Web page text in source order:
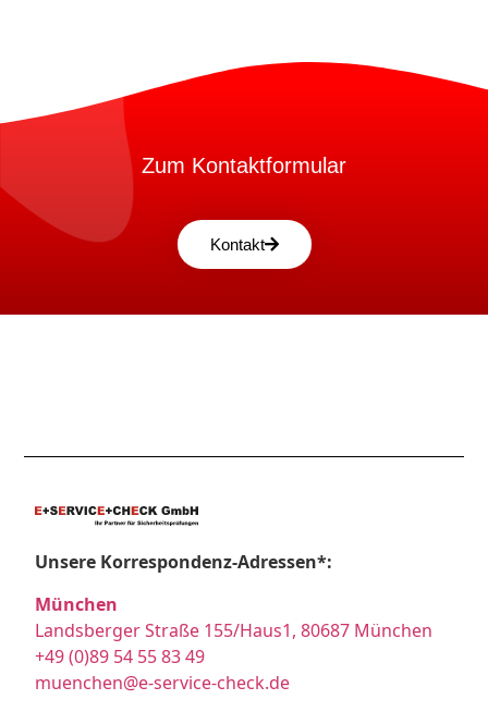
Zum Kontaktformular
Kontakt
Unsere Korrespondenz-Adressen*:
München
Landsberger Straße 155/Haus1, 80687 München
+49 (0)89 54 55 83 49
muenchen@e-service-check.de